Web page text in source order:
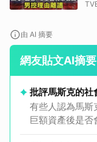
由 AI 摘要
網友貼文AI摘要
批評馬斯克的社
有些人認為馬斯
巨額資產後是否